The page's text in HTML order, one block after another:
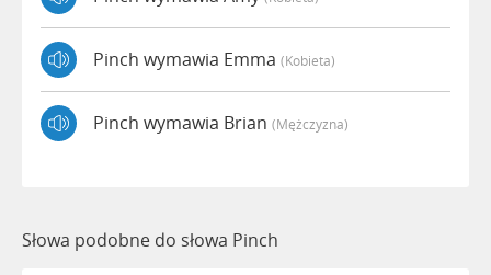
Pinch wymawia Emma (kobieta)
Pinch wymawia Brian (mężczyzna)
Słowa podobne do słowa Pinch